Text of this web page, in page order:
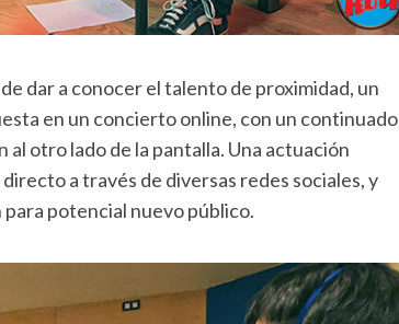
dar a conocer el talento de proximidad, un
en un concierto online, con un continuado
otro lado de la pantalla. Una actuación
a través de diversas redes sociales, y
potencial nuevo público.